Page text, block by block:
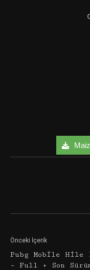
Önceki İçerik
Pubg Mobile Hile
– Full + Son